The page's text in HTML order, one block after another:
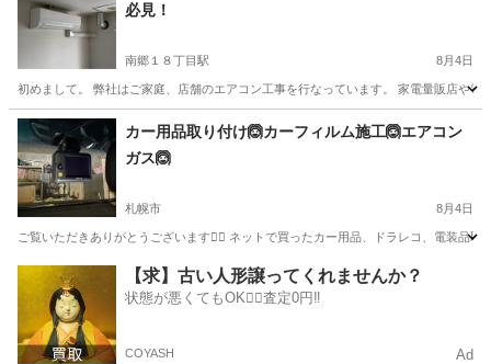
必見！
南郷１８丁目駅 8月4日
初めまして。 弊社はご家庭、店舗のエアコン工事を行なっています。 家電量販店や
北海道 札幌市 南郷１８丁目駅 便利屋 無料
カー用品取り付け🙆カーフィルム施工🙆エアコン
ガス🙆
札幌市 8月4日
ご覧いただきありがとうございます🙇‍♂️ ネットで買ったカー用品、ドラレコ、電装品
便利屋 取り付け
【求】古い人形譲ってくれませんか？
状態が悪くてもOK🙆‍♀️査定0円‼️
COYASH Ad